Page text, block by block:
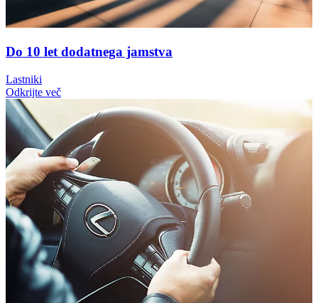
Do 10 let dodatnega jamstva
Lastniki
Odkrijte več